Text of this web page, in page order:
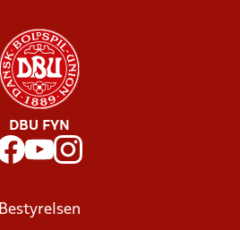
DBU FYN
Bestyrelsen